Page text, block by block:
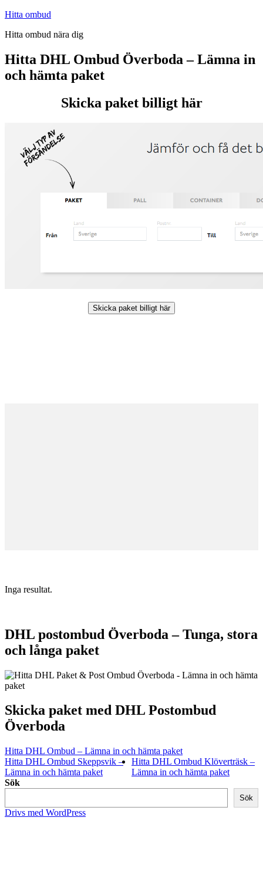
Hoppa
innehåll
Hitta ombud
Hitta ombud nära dig
Hitta DHL Ombud Överboda – Lämna in
och hämta paket
Skicka paket billigt här
Skicka paket billigt här
Inga resultat.
DHL postombud Överboda – Tunga, stora
och långa paket
Skicka paket med DHL Postombud
Överboda
Hitta DHL Ombud – Lämna in och hämta paket
Hitta DHL Ombud Skeppsvik –
Lämna in och hämta paket
Hitta DHL Ombud Klöverträsk –
Lämna in och hämta paket
Sök
Sök
Drivs med WordPress